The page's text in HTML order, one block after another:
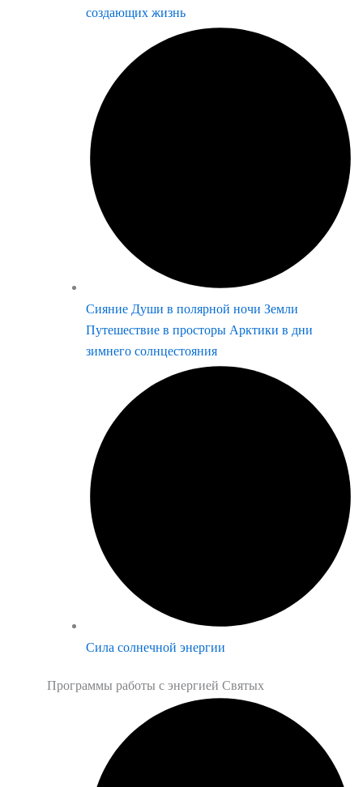
создающих жизнь
Сияние Души в полярной ночи Земли
Путешествие в просторы Арктики в дни
зимнего солнцестояния
Сила солнечной энергии
Программы работы с энергией Святых